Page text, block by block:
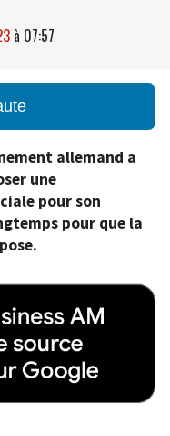
à 07:57
allemand a
une
pour son
pour que la